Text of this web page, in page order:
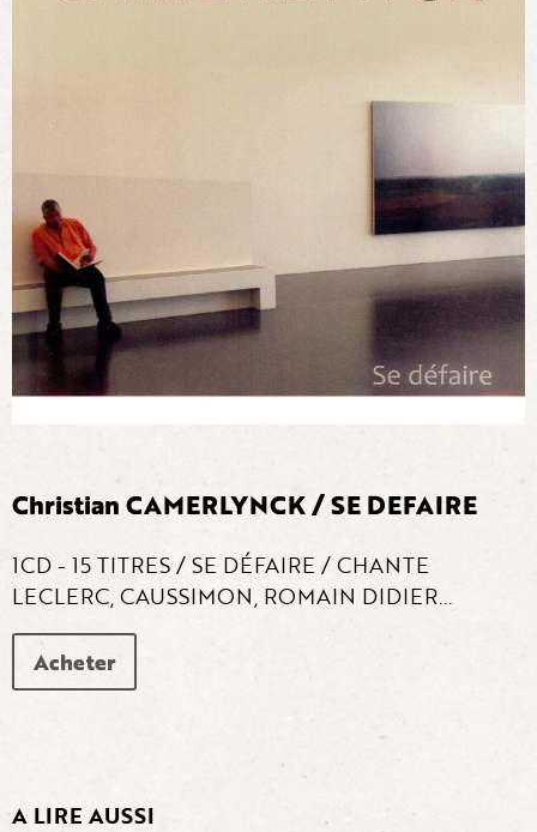
Christian CAMERLYNCK / SE DEFAIRE
1CD - 15 TITRES / SE DÉFAIRE / CHANTE
LECLERC, CAUSSIMON, ROMAIN DIDIER...
Acheter
A LIRE AUSSI